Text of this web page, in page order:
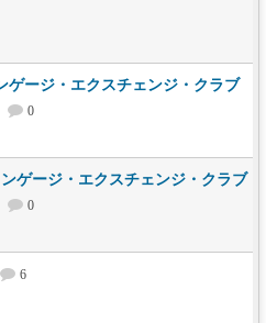
ゲージ・エクスチェンジ・クラブ
0
ゲージ・エクスチェンジ・クラブ
0
6